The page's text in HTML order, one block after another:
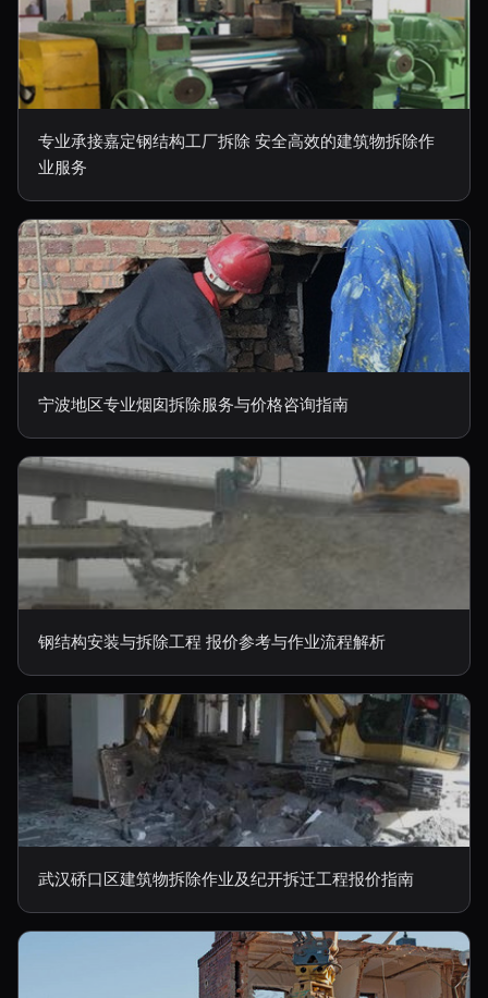
专业承接嘉定钢结构工厂拆除 安全高效的建筑物拆除作
业服务
宁波地区专业烟囱拆除服务与价格咨询指南
钢结构安装与拆除工程 报价参考与作业流程解析
武汉硚口区建筑物拆除作业及纪开拆迁工程报价指南